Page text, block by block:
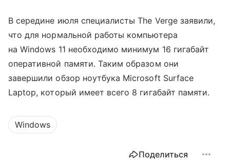
В середине июля специалисты The Verge заявили,
что для нормальной работы компьютера
на Windows 11 необходимо минимум 16 гигабайт
оперативной памяти. Таким образом они
завершили обзор ноутбука Microsoft Surface
Laptop, который имеет всего 8 гигабайт памяти.
Windows
Поделиться